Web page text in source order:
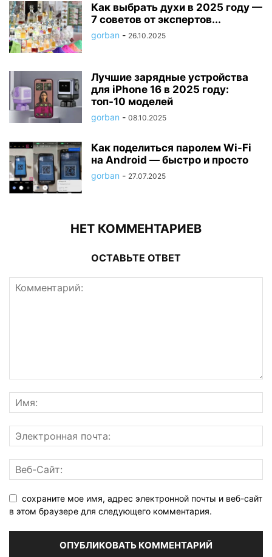
Как выбрать духи в 2025 году —
7 советов от экспертов...
gorban - 26.10.2025
Лучшие зарядные устройства
для iPhone 16 в 2025 году:
топ-10 моделей
gorban - 08.10.2025
Как поделиться паролем Wi-Fi
на Android — быстро и просто
gorban - 27.07.2025
НЕТ КОММЕНТАРИЕВ
ОСТАВЬТЕ ОТВЕТ
сохраните мое имя, адрес электронной почты и веб-сайт
в этом браузере для следующего комментария.